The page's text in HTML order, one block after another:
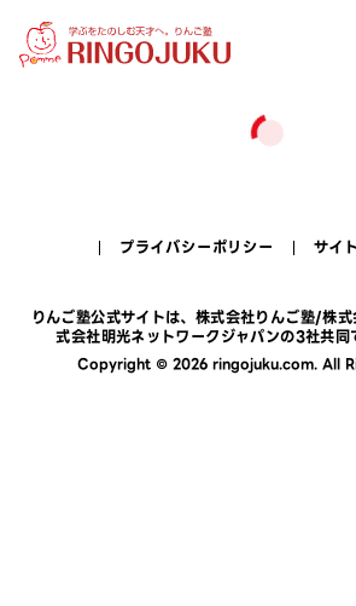
プライバシーポリシー サイ
りんご塾公式サイトは、 株式会社りんご塾/株
式会社明光ネットワークジャパンの3社共同
Copyright © 2026 ringojuku.com. All